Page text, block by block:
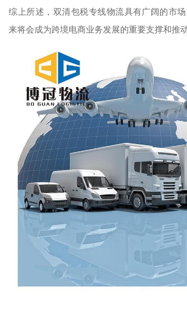
综上所述，双清包税专线物流具有广阔的市
来将会成为跨境电商业务发展的重要支撑和推动